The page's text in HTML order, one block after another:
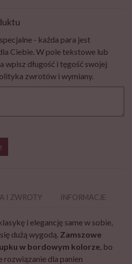
- każda para jest
Ciebie. W pole tekstowe lub
wpisz długość i tęgość swojej
zwrotów i wymiany.
I ZWROTY INFORMACJE
i elegancję same w sobie,
dużą wygodą. Zamszowe
w bordowym kolorze, bo
rozwiązanie dla panien